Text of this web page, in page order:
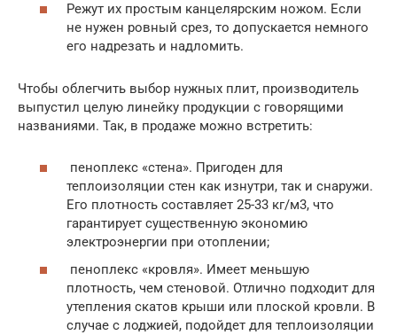
Режут их простым канцелярским ножом. Если
не нужен ровный срез, то допускается немного
его надрезать и надломить.
Чтобы облегчить выбор нужных плит, производитель
выпустил целую линейку продукции с говорящими
названиями. Так, в продаже можно встретить:
пеноплекс «стена». Пригоден для
теплоизоляции стен как изнутри, так и снаружи.
Его плотность составляет 25-33 кг/м3, что
гарантирует существенную экономию
электроэнергии при отоплении;
пеноплекс «кровля». Имеет меньшую
плотность, чем стеновой. Отлично подходит для
утепления скатов крыши или плоской кровли. В
случае с лоджией, подойдет для теплоизоляции